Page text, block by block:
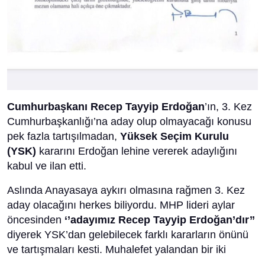
Cumhurbaşkanı Recep Tayyip Erdoğan’ın, 3. Kez
Cumhurbaşkanlığı’na aday olup olmayacağı konusu
pek fazla tartışılmadan, Yüksek Seçim Kurulu
(YSK) kararını Erdoğan lehine vererek adaylığını
kabul ve ilan etti.
Aslında Anayasaya aykırı olmasına rağmen 3. Kez
aday olacağını herkes biliyordu. MHP lideri aylar
öncesinden ‘’adayımız Recep Tayyip Erdoğan’dır’’
diyerek YSK’dan gelebilecek farklı kararların önünü
ve tartışmaları kesti. Muhalefet yalandan bir iki